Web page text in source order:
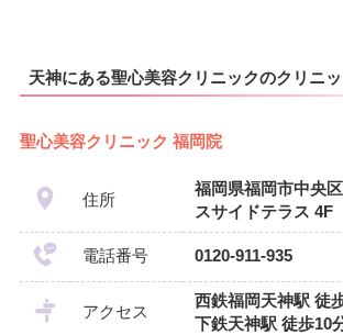
天神にある聖心美容クリニックのクリニ
聖心美容クリニック 福岡院
住所
福岡県福岡市中央
スサイドテラス 4F
電話番号 0120-911-935
アクセス
西鉄福岡天神駅 徒
下鉄天神駅 徒歩10